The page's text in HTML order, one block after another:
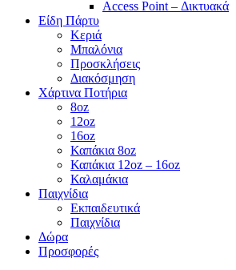
Access Point – Δικτυακά
Είδη Πάρτυ
Κεριά
Μπαλόνια
Προσκλήσεις
Διακόσμηση
Χάρτινα Ποτήρια
8oz
12oz
16oz
Καπάκια 8oz
Καπάκια 12oz – 16oz
Καλαμάκια
Παιχνίδια
Εκπαιδευτικά
Παιχνίδια
Δώρα
Προσφορές